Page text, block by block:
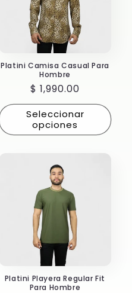
Platini Camisa Casual Para
Hombre
Precio
habitual
$ 1,990.00
Seleccionar
opciones
Platini Playera Regular Fit
Para Hombre